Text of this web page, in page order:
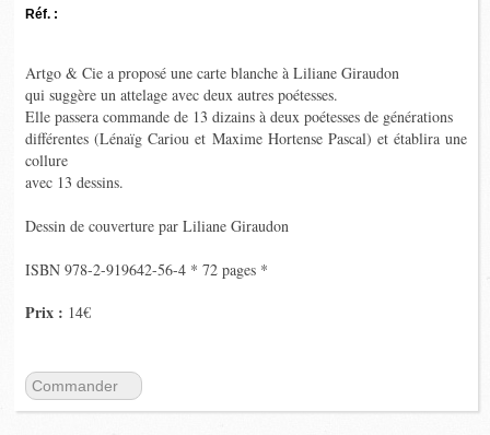
Réf. :
Artgo & Cie a proposé une carte blanche à Liliane Giraudon
qui suggère un attelage avec deux autres poétesses.
Elle passera commande de 13 dizains à deux poétesses de générations
différentes (Lénaïg Cariou et Maxime Hortense Pascal) et établira une
collure
avec 13 dessins.
Dessin de couverture par Liliane Giraudon
ISBN 978-2-919642-56-4 * 72 pages *
Prix : 14€
Commander